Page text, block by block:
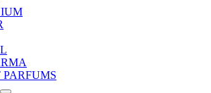
PARFUMS